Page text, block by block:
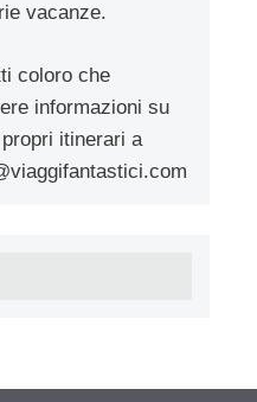
vacanze.
coloro che
informazioni su
itinerari a